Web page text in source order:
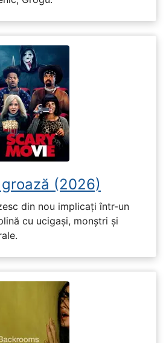
(2026)
din nou implicați într-un
cu ucigași, monștri și